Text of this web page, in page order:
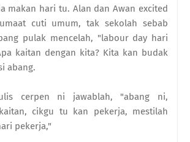
makan hari tu. Alan dan Awan excited
cuti umum, tak sekolah sebab
pulak mencelah, "labour day hari
kaitan dengan kita? Kita kan budak
abang.
cerpen ni jawablah, "abang ni,
cikgu tu kan pekerja, mestilah
pekerja,"